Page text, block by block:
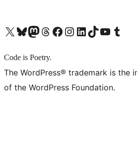
X (旧 Twitter) アカウントへBluesky アカウントへMastodon アカウントへThreads アカウントへ Facebook ページへInstagram アカウントへ LinkedIn アカウントへTikTok アカウントへYouTube チャンネルへ Tumblr アカウントへ
Code is Poetry.
The WordPress® trademark is the
of the WordPress Foundation.